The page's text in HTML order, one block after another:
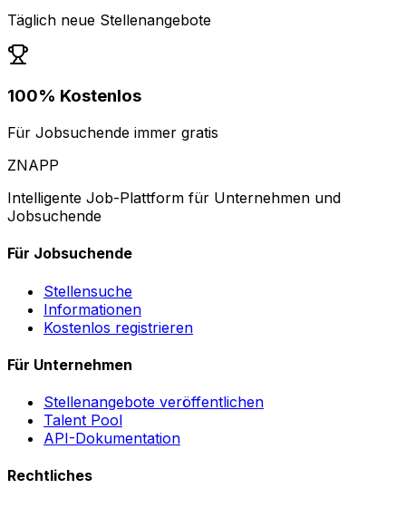
Täglich neue Stellenangebote
100% Kostenlos
Für Jobsuchende immer gratis
ZNAPP
Intelligente Job-Plattform für Unternehmen und
Jobsuchende
Für Jobsuchende
Stellensuche
Informationen
Kostenlos registrieren
Für Unternehmen
Stellenangebote veröffentlichen
Talent Pool
API-Dokumentation
Rechtliches